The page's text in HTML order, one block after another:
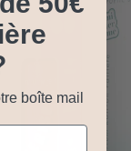
boîte mail